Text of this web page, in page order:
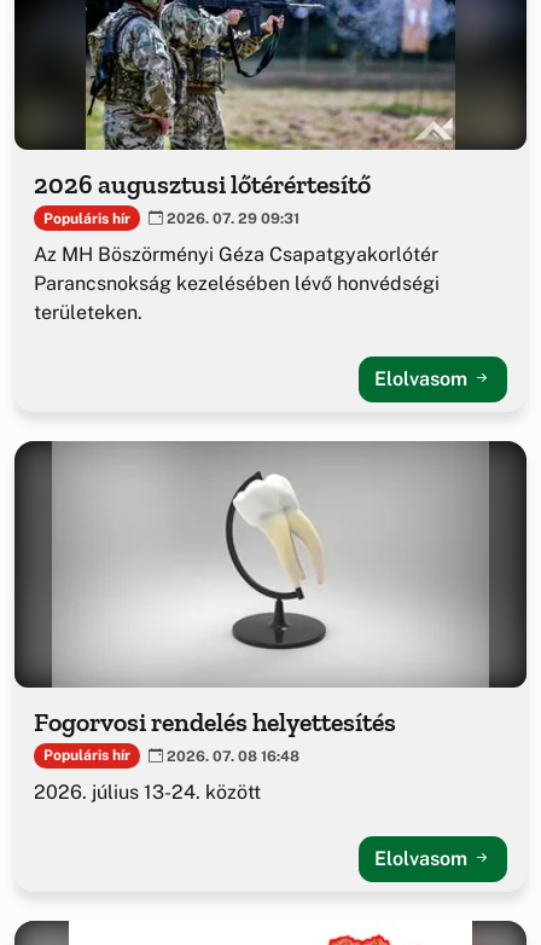
2026 augusztusi lőtérértesítő
Populáris hír 2026. 07. 29 09:31
Az MH Böszörményi Géza Csapatgyakorlótér
Parancsnokság kezelésében lévő honvédségi
területeken.
Elolvasom
Fogorvosi rendelés helyettesítés
Populáris hír 2026. 07. 08 16:48
2026. július 13-24. között
Elolvasom